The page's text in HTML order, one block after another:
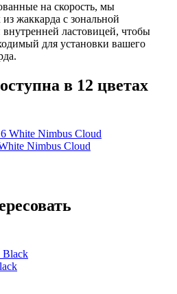
на скорость, мы
жаккарда с зональной
ластовицей, чтобы
для установки вашего
в 12 цветах
Nimbus Cloud